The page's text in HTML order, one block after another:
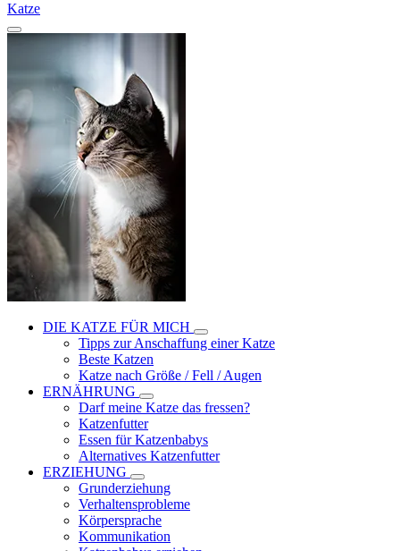
Katze
DIE KATZE FÜR MICH
Tipps zur Anschaffung einer Katze
Beste Katzen
Katze nach Größe / Fell / Augen
ERNÄHRUNG
Darf meine Katze das fressen?
Katzenfutter
Essen für Katzenbabys
Alternatives Katzenfutter
ERZIEHUNG
Grunderziehung
Verhaltensprobleme
Körpersprache
Kommunikation